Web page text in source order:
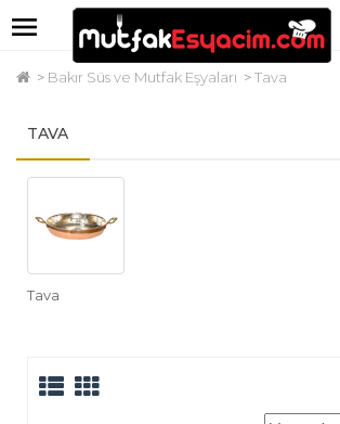
Bakır Süs ve Mutfak Eşyaları Tava
TAVA
Tava